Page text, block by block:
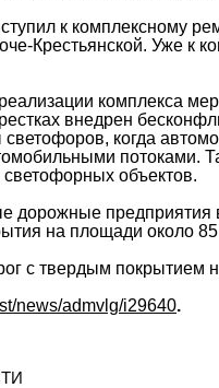
к комплексному
Крестьянской. Уже к
комплекса
внедрен
когда
объектов.
дорожные
на площади около
с твердым покрытием
news/admvlg/i29640.